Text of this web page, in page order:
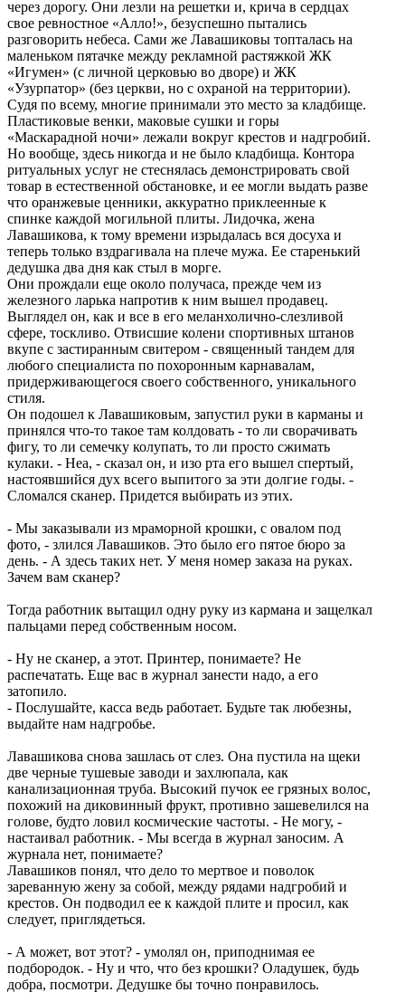
через дорогу. Они лезли на решетки и, крича в сердцах
свое ревностное «Алло!», безуспешно пытались
разговорить небеса. Сами же Лавашиковы топталась на
маленьком пятачке между рекламной растяжкой ЖК
«Игумен» (с личной церковью во дворе) и ЖК
«Узурпатор» (без церкви, но с охраной на территории).
Судя по всему, многие принимали это место за кладбище.
Пластиковые венки, маковые сушки и горы
«Маскарадной ночи» лежали вокруг крестов и надгробий.
Но вообще, здесь никогда и не было кладбища. Контора
ритуальных услуг не стеснялась демонстрировать свой
товар в естественной обстановке, и ее могли выдать разве
что оранжевые ценники, аккуратно приклеенные к
спинке каждой могильной плиты. Лидочка, жена
Лавашикова, к тому времени изрыдалась вся досуха и
теперь только вздрагивала на плече мужа. Ее старенький
дедушка два дня как стыл в морге.
Они прождали еще около получаса, прежде чем из
железного ларька напротив к ним вышел продавец.
Выглядел он, как и все в его меланхолично-слезливой
сфере, тоскливо. Отвисшие колени спортивных штанов
вкупе с застиранным свитером - священный тандем для
любого специалиста по похоронным карнавалам,
придерживающегося своего собственного, уникального
стиля.
Он подошел к Лавашиковым, запустил руки в карманы и
принялся что-то такое там колдовать - то ли сворачивать
фигу, то ли семечку колупать, то ли просто сжимать
кулаки. - Неа, - сказал он, и изо рта его вышел спертый,
настоявшийся дух всего выпитого за эти долгие годы. -
Сломался сканер. Придется выбирать из этих.
- Мы заказывали из мраморной крошки, с овалом под
фото, - злился Лавашиков. Это было его пятое бюро за
день. - А здесь таких нет. У меня номер заказа на руках.
Зачем вам сканер?
Тогда работник вытащил одну руку из кармана и защелкал
пальцами перед собственным носом.
- Ну не сканер, а этот. Принтер, понимаете? Не
распечатать. Еще вас в журнал занести надо, а его
затопило.
- Послушайте, касса ведь работает. Будьте так любезны,
выдайте нам надгробье.
Лавашикова снова зашлась от слез. Она пустила на щеки
две черные тушевые заводи и захлюпала, как
канализационная труба. Высокий пучок ее грязных волос,
похожий на диковинный фрукт, противно зашевелился на
голове, будто ловил космические частоты. - Не могу, -
настаивал работник. - Мы всегда в журнал заносим. А
журнала нет, понимаете?
Лавашиков понял, что дело то мертвое и поволок
зареванную жену за собой, между рядами надгробий и
крестов. Он подводил ее к каждой плите и просил, как
следует, приглядеться.
- А может, вот этот? - умолял он, приподнимая ее
подбородок. - Ну и что, что без крошки? Оладушек, будь
добра, посмотри. Дедушке бы точно понравилось.